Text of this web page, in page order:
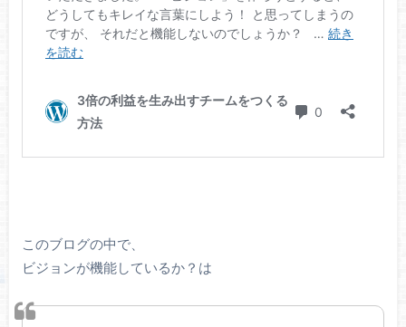
このブログの中で、
ビジョンが機能しているか？は